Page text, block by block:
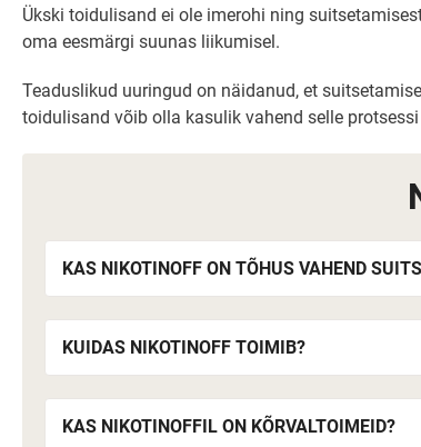
Ükski toidulisand ei ole imerohi ning
oma eesmärgi suunas liikumisel.
Teaduslikud uuringud on näidanud, et
toidulisand võib olla kasulik vahend selle
KAS NIKOTINOFF ON TÕHUS VAHEND
KUIDAS NIKOTINOFF TOIMIB?
KAS NIKOTINOFFIL ON KÕRVALTOIMEID?